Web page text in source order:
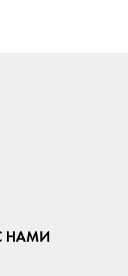
НАМИ